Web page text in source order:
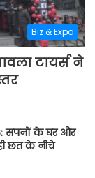
Biz & Expo
टायर्स ने
सपनों के घर और
छत के नीचे